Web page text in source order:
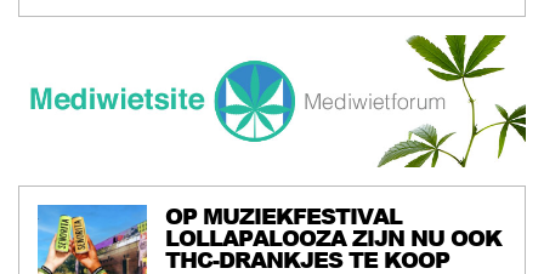
OP MUZIEKFESTIVAL
LOLLAPALOOZA ZIJN NU OOK
THC-DRANKJES TE KOOP